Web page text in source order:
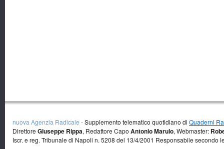
nuova Agenzia Radicale - Supplemento telematico quotidiano di Quaderni
Direttore Giuseppe Rippa, Redattore Capo Antonio Marulo, Webmaster:
Iscr. e reg. Tribunale di Napoli n. 5208 del 13/4/2001 Responsabile secondo